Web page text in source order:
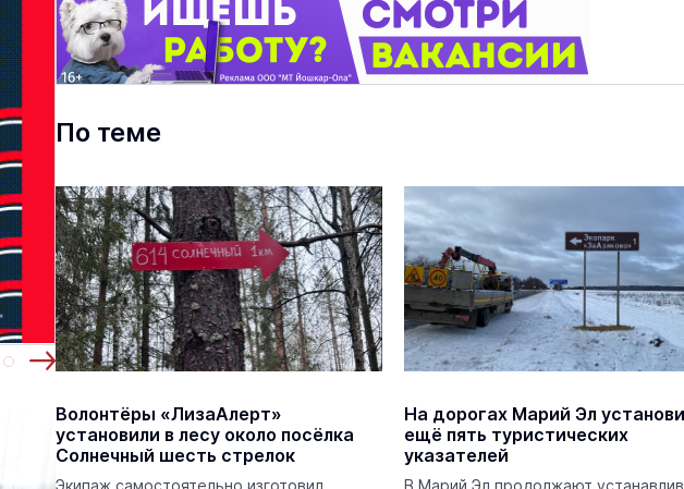
По теме
Волонтёры «ЛизаАлерт»
установили в лесу около посёлка
Солнечный шесть стрелок
Экипаж самостоятельно изготовил
На дорогах Марий Эл
ещё пять туристических
указателей
В Марий Эл продолжают
Царевококшайском Кремле
проходит военно-спортивное
многоборье